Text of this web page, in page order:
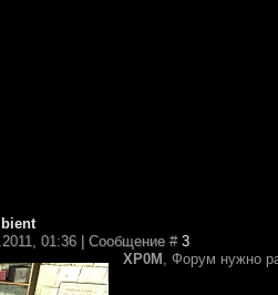
01:36 | Сообщение #3
XP0M , Форум нужно